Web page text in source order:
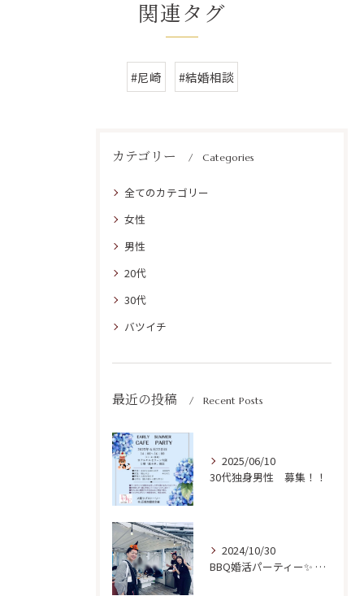
関連タグ
#尼崎 #結婚相談
カテゴリー Categories
全てのカテゴリー
女性
男性
20代
30代
バツイチ
最近の投稿 Recent Posts
2025/06/10
30代独身男性 募集！！
2024/10/30
BBQ婚活パーティー✨ 開催ご報告！